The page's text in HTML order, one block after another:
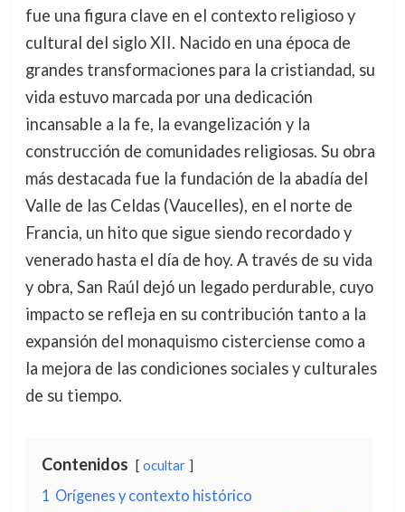
fue una figura clave en el contexto religioso y
cultural del siglo XII. Nacido en una época de
grandes transformaciones para la cristiandad, su
vida estuvo marcada por una dedicación
incansable a la fe, la evangelización y la
construcción de comunidades religiosas. Su obra
más destacada fue la fundación de la abadía del
Valle de las Celdas (Vaucelles), en el norte de
Francia, un hito que sigue siendo recordado y
venerado hasta el día de hoy. A través de su vida
y obra, San Raúl dejó un legado perdurable, cuyo
impacto se refleja en su contribución tanto a la
expansión del monaquismo cisterciense como a
la mejora de las condiciones sociales y culturales
de su tiempo.
Contenidos ocultar
1 Orígenes y contexto histórico